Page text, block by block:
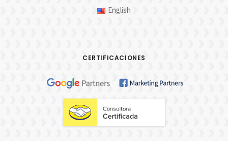
English
CERTIFICACIONES